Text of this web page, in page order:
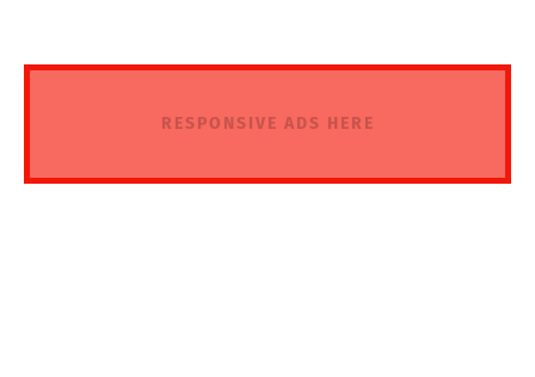
RESPONSIVE ADS HERE